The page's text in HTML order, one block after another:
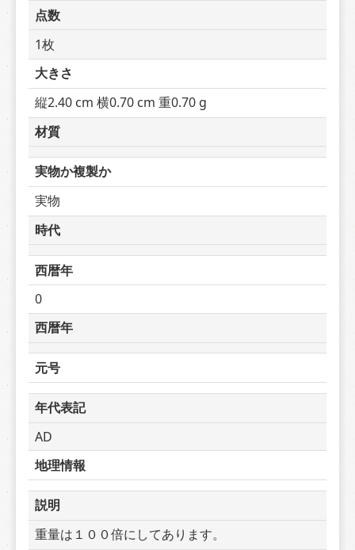
点数
1枚
大きさ
縦2.40 cm 横0.70 cm 重0.70 g
材質
実物か複製か
実物
時代
西暦年
0
西暦年
元号
年代表記
AD
地理情報
説明
重量は１００倍にしてあります。